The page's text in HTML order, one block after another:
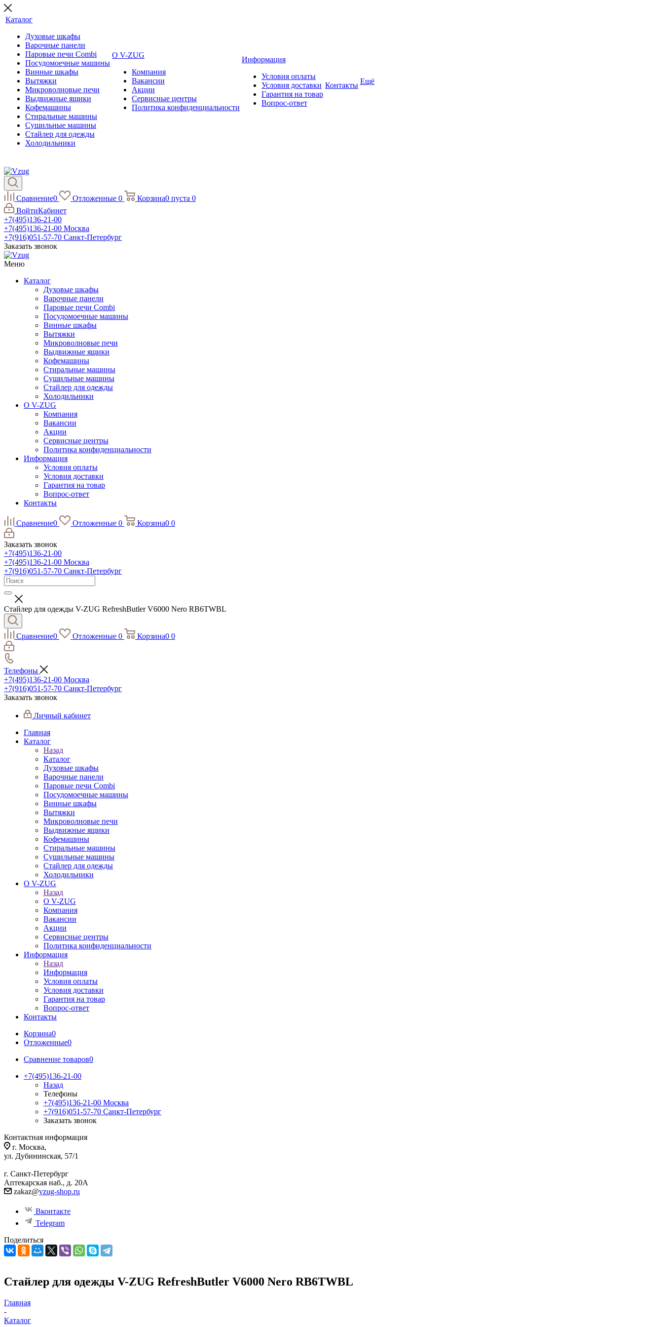
Каталог
Духовые шкафы
Варочные панели
Паровые печи Combi
Посудомоечные машины
Винные шкафы
Вытяжки
Микроволновые печи
Выдвижные ящики
Кофемашины
Стиральные машины
Сушильные машины
Стайлер для одежды
Холодильники
О V-ZUG
Компания
Вакансии
Акции
Сервисные центры
Политика конфиденциальности
Информация
Условия оплаты
Условия доставки
Гарантия на товар
Вопрос-ответ
Контакты Ещё
Сравнение0 Отложенные 0 Корзина0 пуста 0
ВойтиКабинет
+7(495)136-21-00‬
+7(495)136-21-00‬ Москва
+7(916)051-57-70 Санкт-Петербург
Заказать звонок
Меню
Каталог
Духовые шкафы
Варочные панели
Паровые печи Combi
Посудомоечные машины
Винные шкафы
Вытяжки
Микроволновые печи
Выдвижные ящики
Кофемашины
Стиральные машины
Сушильные машины
Стайлер для одежды
Холодильники
О V-ZUG
Компания
Вакансии
Акции
Сервисные центры
Политика конфиденциальности
Информация
Условия оплаты
Условия доставки
Гарантия на товар
Вопрос-ответ
Контакты
Сравнение0 Отложенные 0 Корзина0 0
Заказать звонок
+7(495)136-21-00‬
+7(495)136-21-00‬ Москва
+7(916)051-57-70 Санкт-Петербург
Стайлер для одежды V-ZUG RefreshButler V6000 Nero RB6TWBL
Сравнение0 Отложенные 0 Корзина0 0
Телефоны
+7(495)136-21-00‬ Москва
+7(916)051-57-70 Санкт-Петербург
Заказать звонок
Личный кабинет
Главная
Каталог
Назад
Каталог
Духовые шкафы
Варочные панели
Паровые печи Combi
Посудомоечные машины
Винные шкафы
Вытяжки
Микроволновые печи
Выдвижные ящики
Кофемашины
Стиральные машины
Сушильные машины
Стайлер для одежды
Холодильники
О V-ZUG
Назад
О V-ZUG
Компания
Вакансии
Акции
Сервисные центры
Политика конфиденциальности
Информация
Назад
Информация
Условия оплаты
Условия доставки
Гарантия на товар
Вопрос-ответ
Контакты
Корзина0
Отложенные0
Сравнение товаров0
+7(495)136-21-00‬
Назад
Телефоны
+7(495)136-21-00‬ Москва
+7(916)051-57-70 Санкт-Петербург
Заказать звонок
Контактная информация
г. Москва,
ул. Дубининская, 57/1
г. Санкт-Петербург
Аптекарская наб., д. 20А
zakaz@vzug-shop.ru
Вконтакте
Telegram
Поделиться
Стайлер для одежды V-ZUG RefreshButler V6000 Nero RB6TWBL
Главная
-
Каталог